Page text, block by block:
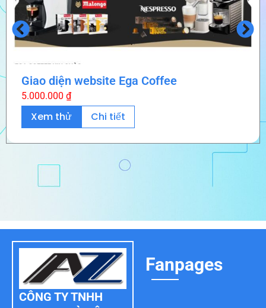
Giao diện website Ega Coffee
5.000.000 ₫
Xem thử Chi tiết
CÔNG TY TNHH
Fanpages